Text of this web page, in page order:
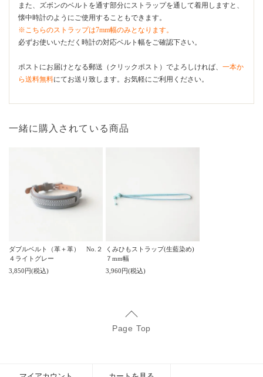
また、ズボンのベルトを通す部分にストラップを通して着用しますと、
懐中時計のようにご使用することもできます。
※こちらのストラップは7mm幅のみとなります。
必ずお使いいただく時計の対応ベルト幅をご確認下さい。
ポストにお届けとなる郵送（クリックポスト）でよろしければ、 一本か
ら送料無料にてお送り致します。お気軽にご利用ください。
一緒に購入されている商品
ダブルベルト（革＋革） No.２
４ライトグレー
3,850円(税込)
くみひもストラップ(生藍染め)
７mm幅
3,960円(税込)
Page Top